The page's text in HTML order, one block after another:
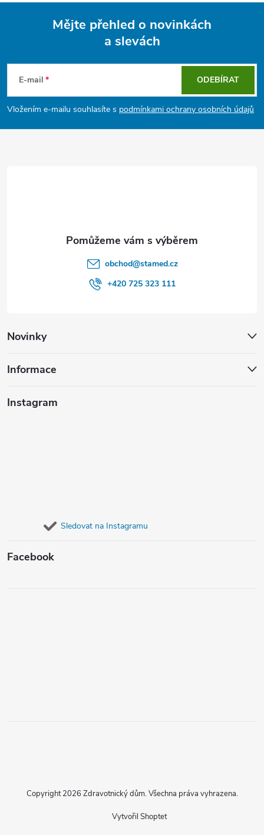
p
a
Mějte přehled o novinkách
a slevách
E-mail
Vložením e-mailu souhlasíte s podmínkami ochrany osobních údajů
ODEBÍRAT
Novinky
Informace
Instagram
Sledovat na Instagramu
Facebook
obchod@stamed.cz
+420 725 323 111
Vytvořil Shoptet
Copyright 2026 Zdravotnický dům. Všechna práva vyhrazena.